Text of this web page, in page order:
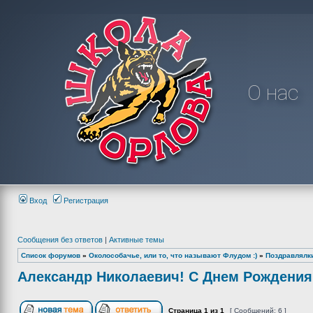
О нас
Вход Регистрация
Сообщения без ответов | Активные темы
Список форумов » Околособачье, или то, что называют Флудом :) »
Александр Николаевич! С Днем
Страница 1 из 1 [ Сообщений: 6 ]